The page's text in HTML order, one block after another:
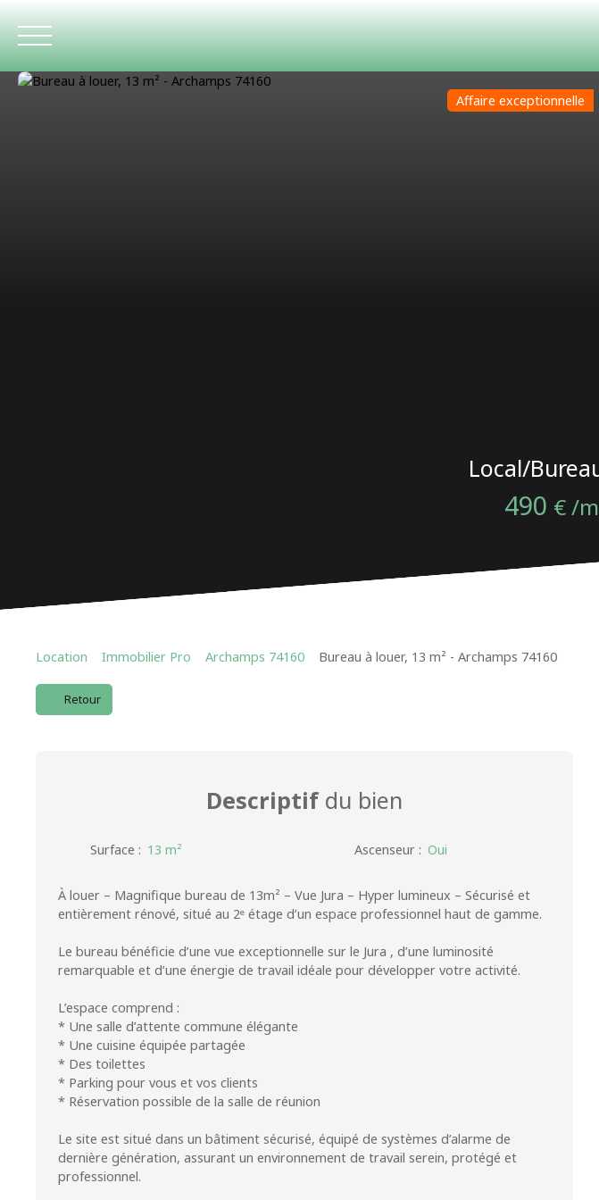
Affaire exceptionnelle
Local/
490 € /
Location Immobilier Pro Archamps 74160 Bureau à louer, 13 m² - Archamps 74160
Retour
Descriptif du bien
Surface : 13 m² Ascenseur : Oui
À louer – Magnifique bureau de 13m² – Vue Jura – Hyper lumineux – Sécurisé et
entièrement rénové, situé au 2ᵉ étage d’un espace professionnel haut de gamme.
Le bureau bénéficie d’une vue exceptionnelle sur le Jura , d’une luminosité
remarquable et d’une énergie de travail idéale pour développer votre activité.
L’espace comprend :
* Une salle d’attente commune élégante
* Une cuisine équipée partagée
* Des toilettes
* Parking pour vous et vos clients
* Réservation possible de la salle de réunion
Le site est situé dans un bâtiment sécurisé, équipé de systèmes d’alarme de
dernière génération, assurant un environnement de travail serein, protégé et
professionnel.